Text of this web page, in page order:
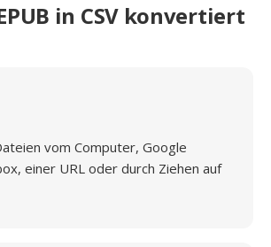
in CSV konvertiert
vom Computer, Google
einer URL oder durch Ziehen auf